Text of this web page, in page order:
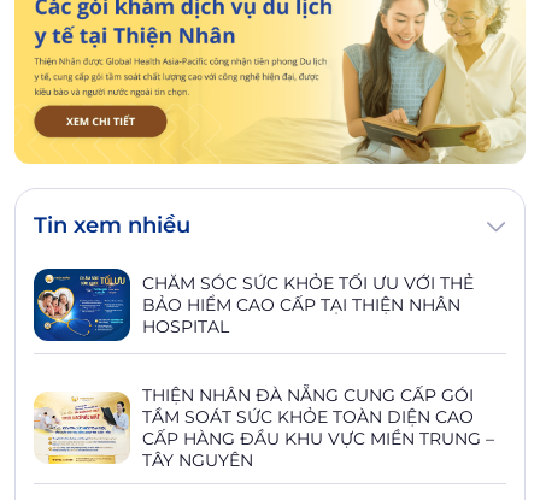
Tin xem nhiều
CHĂM SÓC SỨC KHỎE TỐI ƯU VỚI THẺ
BẢO HIỂM CAO CẤP TẠI THIỆN NHÂN
HOSPITAL
THIỆN NHÂN ĐÀ NẴNG CUNG CẤP GÓI
TẦM SOÁT SỨC KHỎE TOÀN DIỆN CAO
CẤP HÀNG ĐẦU KHU VỰC MIỀN TRUNG –
TÂY NGUYÊN